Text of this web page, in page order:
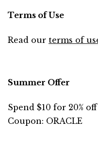
Terms of Use
Read our terms of
Summer Offer
Spend $10 for 20%
Coupon: ORACLE